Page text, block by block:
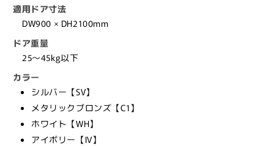
52SP
用
替
用
置
換
板
付
き」
換
板
付
き」
適用ドア寸法
DW900 × DH2100mm
ドア重量
25～45kg以下
カラー
シルバー【SV】
メタリックブロンズ【C1】
ホワイト【WH】
アイボリー【IV】